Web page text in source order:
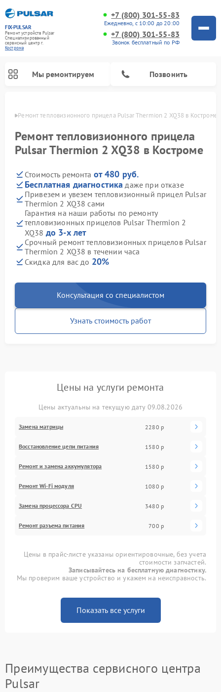
FIX-PULSAR
Ремонт устройств Pulsar
Специализированный
cервисный центр г.
Кострома
+7 (800) 301-55-83
Ежедневно, с 10:00 до 20:00
+7 (800) 301-55-83
Звонок бесплатный по РФ
Мы ремонтируем Позвонить
Ремонт тепловизионного прицела Pulsar Thermion 2 XQ38 в Костроме
Ремонт тепловизионного прицела
Pulsar Thermion 2 XQ38 в Костроме
Стоимость ремонта от 480 руб.
Бесплатная диагностика даже при отказе
Привезем и увезем тепловизионный прицел Pulsar
Thermion 2 XQ38 сами
Гарантия на наши работы по ремонту
тепловизионных прицелов Pulsar Thermion 2
XQ38 до 3-х лет
Срочный ремонт тепловизионных прицелов Pulsar
Thermion 2 XQ38 в течении часа
Скидка для вас до 20%
Консультация со специалистом
Узнать стоимость работ
Цены на услуги ремонта
Цены актуальны на текущую дату 09.08.2026
Замена матрицы 2280 р
Восстановление цепи питания 1580 р
Ремонт и замена аккумулятора 1580 р
Ремонт Wi-Fi модуля 1080 р
Замена процессора CPU 3480 р
Ремонт разъема питания 700 р
Цены в прайс-листе указаны ориентировочные, без учета
стоимости запчастей.
Записывайтесь на бесплатную диагностику.
Мы проверим ваше устройство и укажем на неисправность.
Показать все услуги
Преимущества сервисного центра
Pulsar